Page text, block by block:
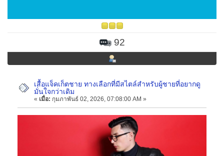
92
เสื้อแจ็คเก็ตชาย ทางเลือกที่มีสไตล์สำหรับผู้ชายที่อยากดู
มั่นใจกว่าเดิม
« เมื่อ: กุมภาพันธ์ 02, 2026, 07:08:00 AM »